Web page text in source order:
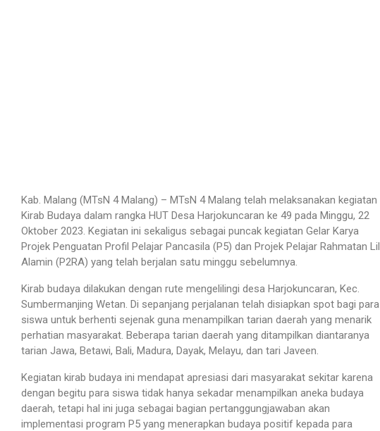
Kab. Malang (MTsN 4 Malang) – MTsN 4 Malang telah melaksanakan kegiatan
Kirab Budaya dalam rangka HUT Desa Harjokuncaran ke 49 pada Minggu, 22
Oktober 2023. Kegiatan ini sekaligus sebagai puncak kegiatan Gelar Karya
Projek Penguatan Profil Pelajar Pancasila (P5) dan Projek Pelajar Rahmatan Lil
Alamin (P2RA) yang telah berjalan satu minggu sebelumnya.
Kirab budaya dilakukan dengan rute mengelilingi desa Harjokuncaran, Kec.
Sumbermanjing Wetan. Di sepanjang perjalanan telah disiapkan spot bagi para
siswa untuk berhenti sejenak guna menampilkan tarian daerah yang menarik
perhatian masyarakat. Beberapa tarian daerah yang ditampilkan diantaranya
tarian Jawa, Betawi, Bali, Madura, Dayak, Melayu, dan tari Javeen.
Kegiatan kirab budaya ini mendapat apresiasi dari masyarakat sekitar karena
dengan begitu para siswa tidak hanya sekadar menampilkan aneka budaya
daerah, tetapi hal ini juga sebagai bagian pertanggungjawaban akan
implementasi program P5 yang menerapkan budaya positif kepada para